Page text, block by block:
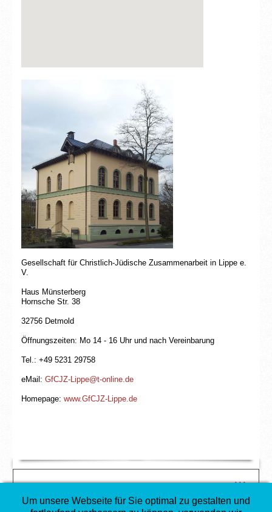
↑↑↑
Gesellschaft für Christlich-Jüdische Zusammenarbeit in
Gesellschaft für Christlich-Jüdische Zusammenarbeit in Lippe e.
V.
Haus Münsterberg
Hornsche Str. 38
32756 Detmold
Öffnungszeiten: Mo 14 - 16 Uhr und nach Vereinbarung
Tel.: +49 5231 29758
eMail:GfCJZ-Lippe@t-online.de
Homepage:www.GfCJZ-Lippe.de
Um unsere Webseite für Sie optimal zu gestalten und